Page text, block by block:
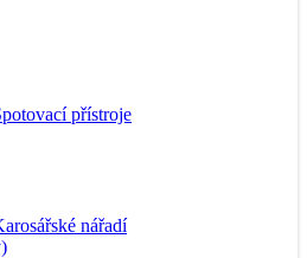
přístroje
nářadí